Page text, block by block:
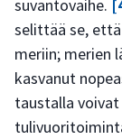
suvantovaihe.
selittää se,
meriin; merien
kasvanut
taustalla